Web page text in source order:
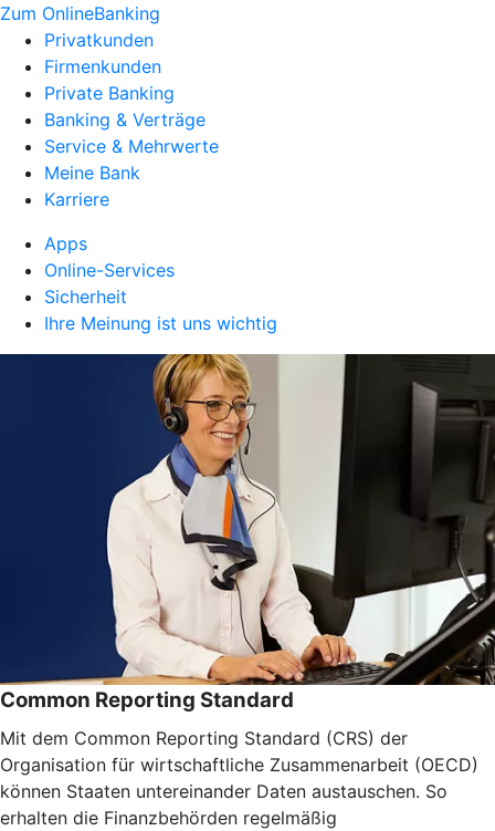
Zum OnlineBanking
Privatkunden
Firmenkunden
Private Banking
Banking & Verträge
Service & Mehrwerte
Meine Bank
Karriere
Apps
Online-Services
Sicherheit
Ihre Meinung ist uns wichtig
Common Reporting Standard
Mit dem Common Reporting Standard (CRS) der
Organisation für wirtschaftliche Zusammenarbeit (OECD)
können Staaten untereinander Daten austauschen. So
erhalten die Finanzbehörden regelmäßig